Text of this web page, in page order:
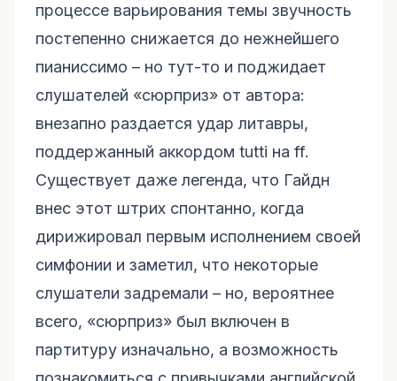
процессе варьирования темы звучность
постепенно снижается до нежнейшего
пианиссимо – но тут-то и поджидает
слушателей «сюрприз» от автора:
внезапно раздается удар литавры,
поддержанный аккордом tutti на ff.
Существует даже легенда, что Гайдн
внес этот штрих спонтанно, когда
дирижировал первым исполнением своей
симфонии и заметил, что некоторые
слушатели задремали – но, вероятнее
всего, «сюрприз» был включен в
партитуру изначально, а возможность